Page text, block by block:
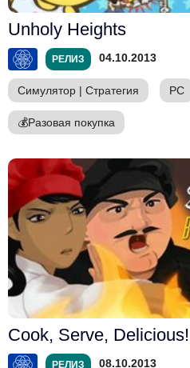
Unholy Heights
РЕЛИЗ 04.10.2013
Симулятор | Стратегия PC
💰Разовая покупка
Cook, Serve, Delicious!
РЕЛИЗ 08.10.2013